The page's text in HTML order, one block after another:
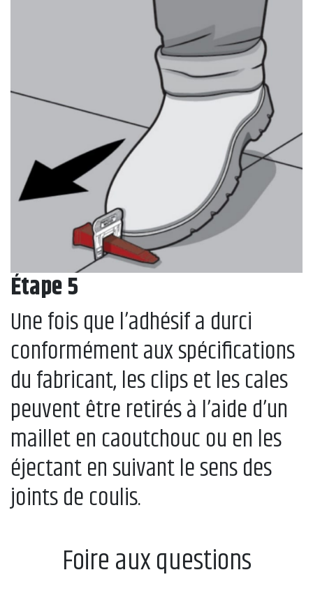
Étape 5
Une fois que l’adhésif a durci
conformément aux spécifications
du fabricant, les clips et les cales
peuvent être retirés à l’aide d’un
maillet en caoutchouc ou en les
éjectant en suivant le sens des
joints de coulis.
Foire aux questions